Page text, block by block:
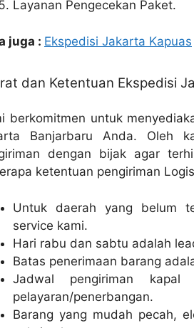
Layanan Pengecekan Paket.
juga : Ekspedisi Jakarta Kapuas
dan Ketentuan Ekspedisi
berkomitmen untuk
Banjarbaru Anda. Oleh
dengan bijak agar
ketentuan pengiriman
Untuk daerah yang belum
service kami.
Hari rabu dan sabtu adalah
Batas penerimaan barang
Jadwal pengiriman
pelayaran/penerbangan.
Barang yang mudah pecah,